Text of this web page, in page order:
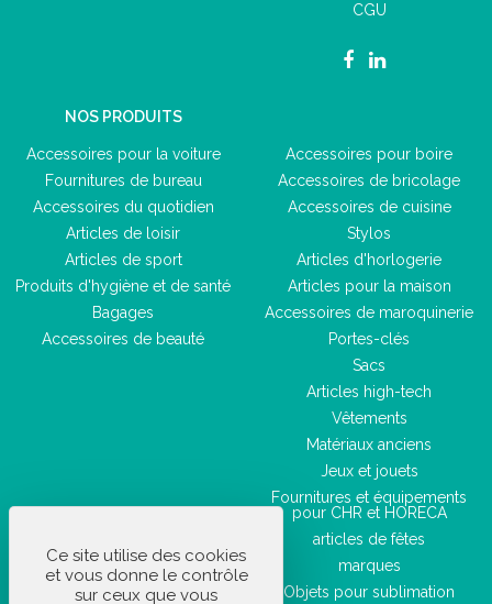
CGU
NOS PRODUITS
Accessoires pour la voiture
Fournitures de bureau
Accessoires du quotidien
Articles de loisir
Articles de sport
Produits d'hygiène et de santé
Bagages
Accessoires de beauté
Accessoires pour boire
Accessoires de bricolage
Accessoires de cuisine
Stylos
Articles d'horlogerie
Articles pour la maison
Accessoires de maroquinerie
Portes-clés
Sacs
Articles high-tech
Vêtements
Matériaux anciens
Jeux et jouets
Fournitures et équipements
pour CHR et HORECA
articles de fêtes
marques
Objets pour sublimation
Ce site utilise des cookies
et vous donne le contrôle
sur ceux que vous